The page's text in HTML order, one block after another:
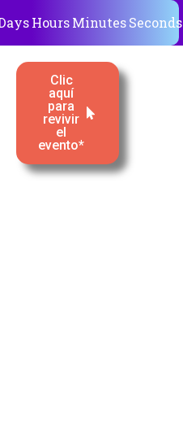
Hours Minutes Seconds
Clic
aquí
para
revivir
el
evento*